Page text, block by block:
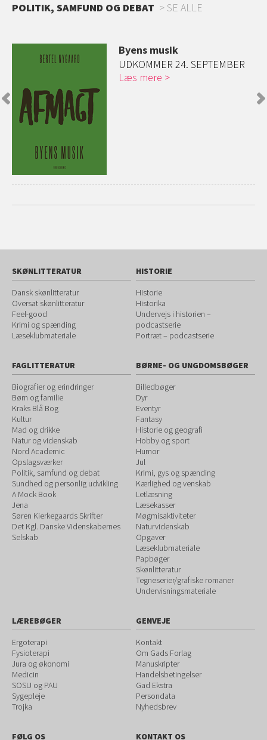
POLITIK, SAMFUND OG DEBAT SE ALLE
Byens musik
UDKOMMER 24. SEPTEMBER
Læs mere
SKØNLITTERATUR
Dansk skønlitteratur
Oversat skønlitteratur
Feel-good
Krimi og spænding
Læseklubmateriale
HISTORIE
Historie
Historika
Undervejs i historien –
podcastserie
Portræt – podcastserie
FAGLITTERATUR
Biografier og erindringer
Børn og familie
Kraks Blå Bog
Kultur
Mad og drikke
Natur og videnskab
Nord Academic
Opslagsværker
Politik, samfund og debat
Sundhed og personlig udvikling
A Mock Book
Jena
Søren Kierkegaards Skrifter
Det Kgl. Danske Videnskabernes
Selskab
BØRNE- OG UNGDOMSBØGER
Billedbøger
Dyr
Eventyr
Fantasy
Historie og geografi
Hobby og sport
Humor
Jul
Krimi, gys og spænding
Kærlighed og venskab
Letlæsning
Læsekasser
Møgmisaktiviteter
Naturvidenskab
Opgaver
Læseklubmateriale
Papbøger
Skønlitteratur
Tegneserier/grafiske romaner
Undervisningsmateriale
LÆREBØGER
Ergoterapi
Fysioterapi
Jura og økonomi
Medicin
SOSU og PAU
Sygepleje
Trojka
GENVEJE
Kontakt
Om Gads Forlag
Manuskripter
Handelsbetingelser
Gad Ekstra
Persondata
Nyhedsbrev
FØLG OS KONTAKT OS